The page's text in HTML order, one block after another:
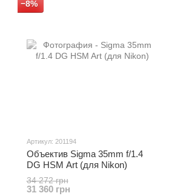
−8%
Артикул: 201194
Объектив Sigma 35mm f/1.4
DG HSM Art (для Nikon)
34 272 грн
31 360 грн